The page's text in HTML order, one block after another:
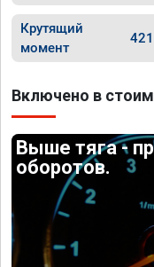
Крутящий
момент
Включено в
Выше тяга -
оборотов.